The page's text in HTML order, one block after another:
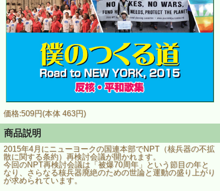
価格:509円(本体 463円)
商品説明
2015年4月にニューヨークの国連本部でNPT（核兵器の不拡
散に関する条約）再検討会議が開かれます。
今回のNPT再検討会議は「被爆70周年」という節目の年と
なり、さらなる核兵器廃絶のための世論と運動の盛り上がり
が求められています。